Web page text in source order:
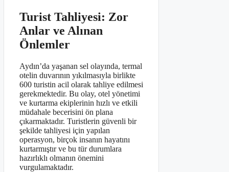
Turist Tahliyesi: Zor
Anlar ve Alınan
Önlemler
Aydın’da yaşanan sel olayında, termal
otelin duvarının yıkılmasıyla birlikte
600 turistin acil olarak tahliye edilmesi
gerekmektedir. Bu olay, otel yönetimi
ve kurtarma ekiplerinin hızlı ve etkili
müdahale becerisini ön plana
çıkarmaktadır. Turistlerin güvenli bir
şekilde tahliyesi için yapılan
operasyon, birçok insanın hayatını
kurtarmıştır ve bu tür durumlara
hazırlıklı olmanın önemini
vurgulamaktadır.